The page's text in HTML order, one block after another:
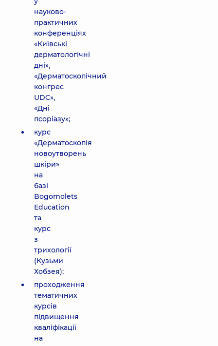
науково-
практичних
конференціях
«Київські
дерматологічні
дні»,
«Дерматоскопічний
конгрес
UDC»,
«Дні
псоріазу»;
курс
«Дерматоскопія
новоутворень
шкіри»
на
базі
Bogomolets
Education
та
курс
з
трихології
(Кузьми
Хобзея);
проходження
тематичних
курсів
підвищення
кваліфікації
на